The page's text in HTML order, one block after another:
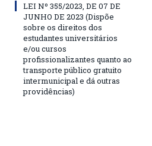
LEI Nº 355/2023, DE 07 DE
JUNHO DE 2023 (Dispõe
sobre os direitos dos
estudantes universitários
e/ou cursos
profissionalizantes quanto ao
transporte público gratuito
intermunicipal e dá outras
providências)